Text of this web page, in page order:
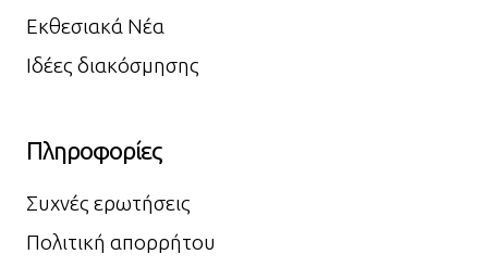
Εκθεσιακά Νέα
Ιδέες διακόσμησης
Πληροφορίες
Συχνές ερωτήσεις
Πολιτική απορρήτου